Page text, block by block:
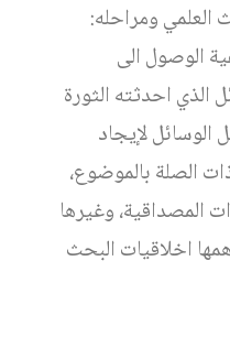
العلمي ومراحله:
الوصول الى
الذي احدثته الثورة
لإيجاد
الصلة بالموضوع،
المصداقية، وغيرها
اخلاقيات البحث